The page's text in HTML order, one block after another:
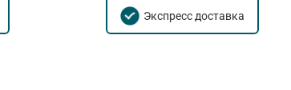
Экспресс доставка